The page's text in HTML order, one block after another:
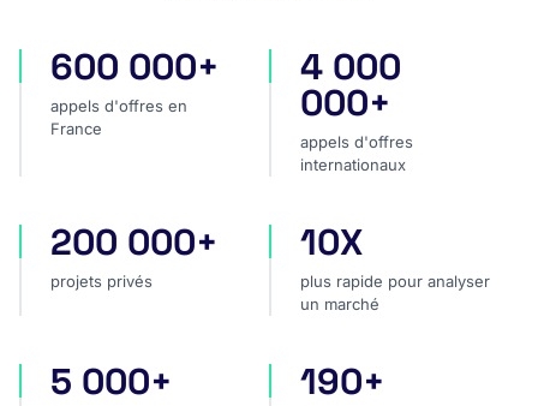
appels d'offres en France
600 000+
appels d'offres en
France
appels d'offres
4 000
000+
appels d'offres
internationaux
projets privés
200 000+
projets privés
plus rapide pour analyser
10X
plus rapide pour analyser
un marché
sources dans le monde
5 000+ pays couverts
190+